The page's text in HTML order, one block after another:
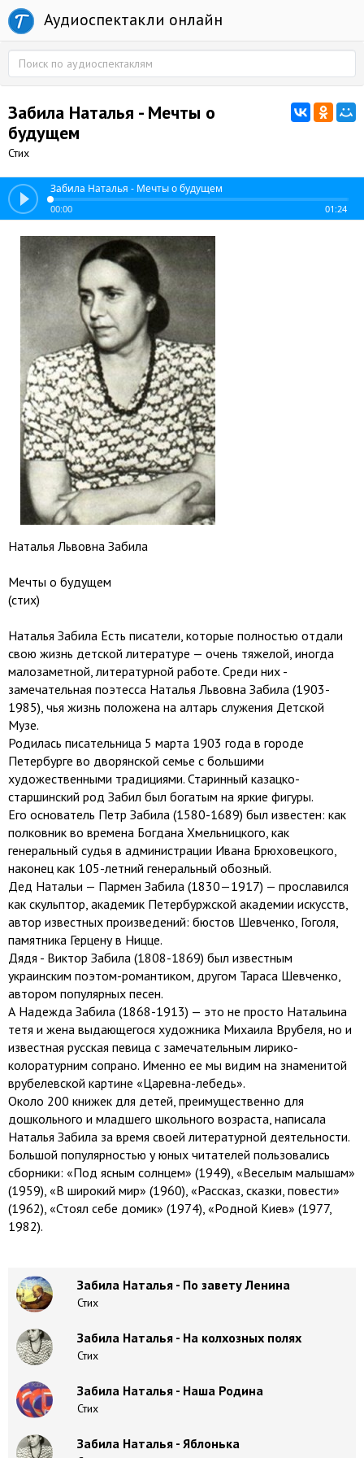
Аудиоспектакли онлайн
Забила Наталья - Мечты о
будущем
Стих
Забила Наталья - Мечты о будущем
00:00 01:24
Наталья Львовна Забила
Мечты о будущем
(стих)
Наталья Забила Есть писатели, которые полностью отдали
свою жизнь детской литературе — очень тяжелой, иногда
малозаметной, литературной работе. Среди них -
замечательная поэтесса Наталья Львовна Забила (1903-
1985), чья жизнь положена на алтарь служения Детской
Музе.
Родилась писательница 5 марта 1903 года в городе
Петербурге во дворянской семье с большими
художественными традициями. Старинный казацко-
старшинский род Забил был богатым на яркие фигуры.
Его основатель Петр Забила (1580-1689) был известен: как
полковник во времена Богдана Хмельницкого, как
генеральный судья в администрации Ивана Брюховецкого,
наконец как 105-летний генеральный обозный.
Дед Натальи — Пармен Забила (1830—1917) — прославился
как скульптор, академик Петербуржской академии искусств,
автор известных произведений: бюстов Шевченко, Гоголя,
памятника Герцену в Ницце.
Дядя - Виктор Забила (1808-1869) был известным
украинским поэтом-романтиком, другом Тараса Шевченко,
автором популярных песен.
А Надежда Забила (1868-1913) — это не просто Натальина
тетя и жена выдающегося художника Михаила Врубеля, но и
известная русская певица с замечательным лирико-
колоратурним сопрано. Именно ее мы видим на знаменитой
врубелевской картине «Царевна-лебедь».
Около 200 книжек для детей, преимущественно для
дошкольного и младшего школьного возраста, написала
Наталья Забила за время своей литературной деятельности.
Большой популярностью у юных читателей пользовались
сборники: «Под ясным солнцем» (1949), «Веселым малышам»
(1959), «В широкий мир» (1960), «Рассказ, сказки, повести»
(1962), «Стоял себе домик» (1974), «Родной Киев» (1977,
1982).
Забила Наталья - По завету Ленина
Стих
Забила Наталья - На колхозных полях
Стих
Забила Наталья - Наша Родина
Стих
Забила Наталья - Яблонька